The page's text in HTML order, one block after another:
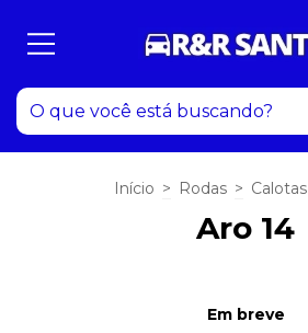
Início > Rodas > Calotas
Aro 14
Em breve